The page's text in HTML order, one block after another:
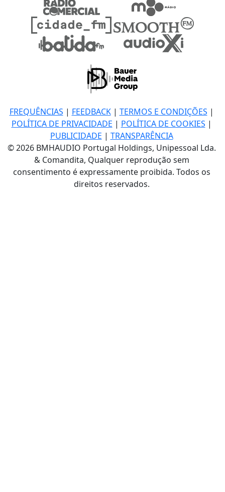
FREQUÊNCIAS | FEEDBACK| TERMOS E CONDIÇÕES |
POLÍTICA DE PRIVACIDADE | POLÍTICA DE COOKIES |
PUBLICIDADE | TRANSPARÊNCIA
© 2026 BMHAUDIO Portugal Holdings, Unipessoal Lda.
& Comandita, Qualquer reprodução sem
consentimento é expressamente proibida. Todos os
direitos reservados.